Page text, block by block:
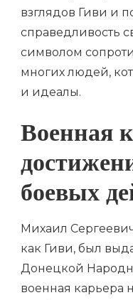
взглядов Гиви и
справедливость
символом
многих людей,
и идеалы.
Военная
боевых
Михаил
как Гиви, был
Донецкой
военная карьера